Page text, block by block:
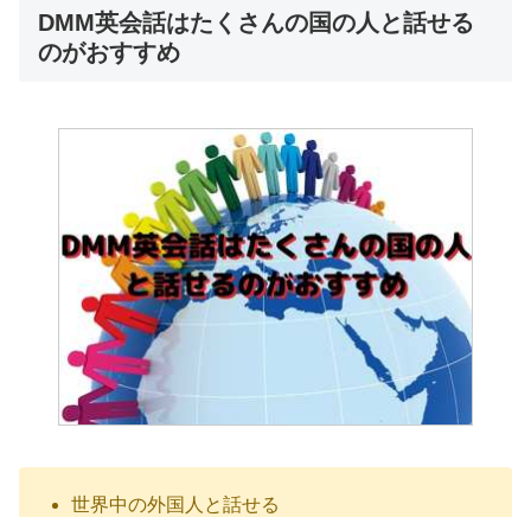
DMM英会話はたくさんの国の人と話せる
のがおすすめ
世界中の外国人と話せる